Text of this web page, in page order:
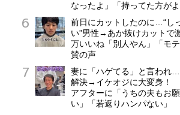
なったよ」「持ってた方がよ
前日にカットしたのに…“し
い”男性→あか抜けカット
万いいね「別人やん」「モ
賛の声
妻に「ハゲてる」と言われ
解決→イケオジに大変身！
アフターに「うちの夫もお
い」「若返りハンパない」